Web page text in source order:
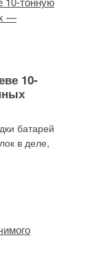
10-
батарей
в деле,